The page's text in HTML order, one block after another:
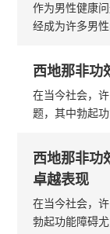
作为男性健康
经成为许多男
和认可。那么
西地那非功
在当今社会，
题，其中勃起
么，西地那非
西地那非功
卓越表现
在当今社会，
勃起功能障碍